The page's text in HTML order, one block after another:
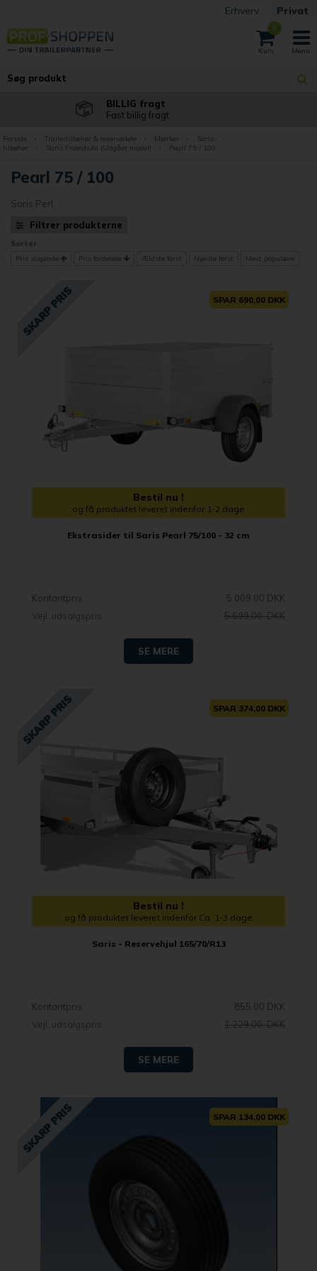
Erhverv Privat
0
BILLIG fragt
Fast billig fragt
Forside Trailertilbehør & reservedele Mærker
Saris-
tilbehør
Saris Friends4u (Udgået model) Pearl 75 / 100
Pearl 75 / 100
Saris Perl
Filtrer produkterne
Sortér
Pris stigende
Pris faldende Ældste først Nyeste først Mest populære
SPAR 690,00 DKK
Bestil nu !
og få produktet leveret indenfor 1-2 dage
Ekstrasider til Saris Pearl 75/100 - 32 cm
Kontantpris
5.009,00 DKK
Vejl. udsalgspris
5.699,00 DKK
SE MERE
SPAR 374,00 DKK
Bestil nu !
og få produktet leveret indenfor Ca. 1-3 dage
Saris - Reservehjul 165/70/R13
Kontantpris
855,00 DKK
Vejl. udsalgspris
1.229,00 DKK
SE MERE
SPAR 134,00 DKK